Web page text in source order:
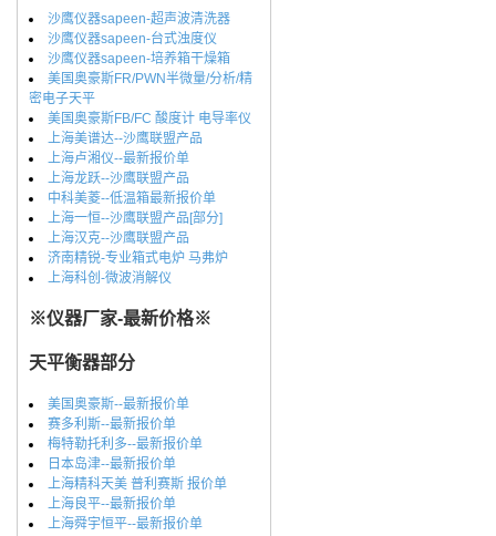
沙鹰仪器sapeen-超声波清洗器
沙鹰仪器sapeen-台式浊度仪
沙鹰仪器sapeen-培养箱干燥箱
美国奥豪斯FR/PWN半微量/分析/精
密电子天平
美国奥豪斯FB/FC 酸度计 电导率仪
上海美谱达--沙鹰联盟产品
上海卢湘仪--最新报价单
上海龙跃--沙鹰联盟产品
中科美菱--低温箱最新报价单
上海一恒--沙鹰联盟产品[部分]
上海汉克--沙鹰联盟产品
济南精锐-专业箱式电炉 马弗炉
上海科创-微波消解仪
※仪器厂家-最新价格※
天平衡器部分
美国奥豪斯--最新报价单
赛多利斯--最新报价单
梅特勒托利多--最新报价单
日本岛津--最新报价单
上海精科天美 普利赛斯 报价单
上海良平--最新报价单
上海舜宇恒平--最新报价单